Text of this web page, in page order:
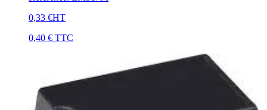
0,33 €HT
0,40 € TTC